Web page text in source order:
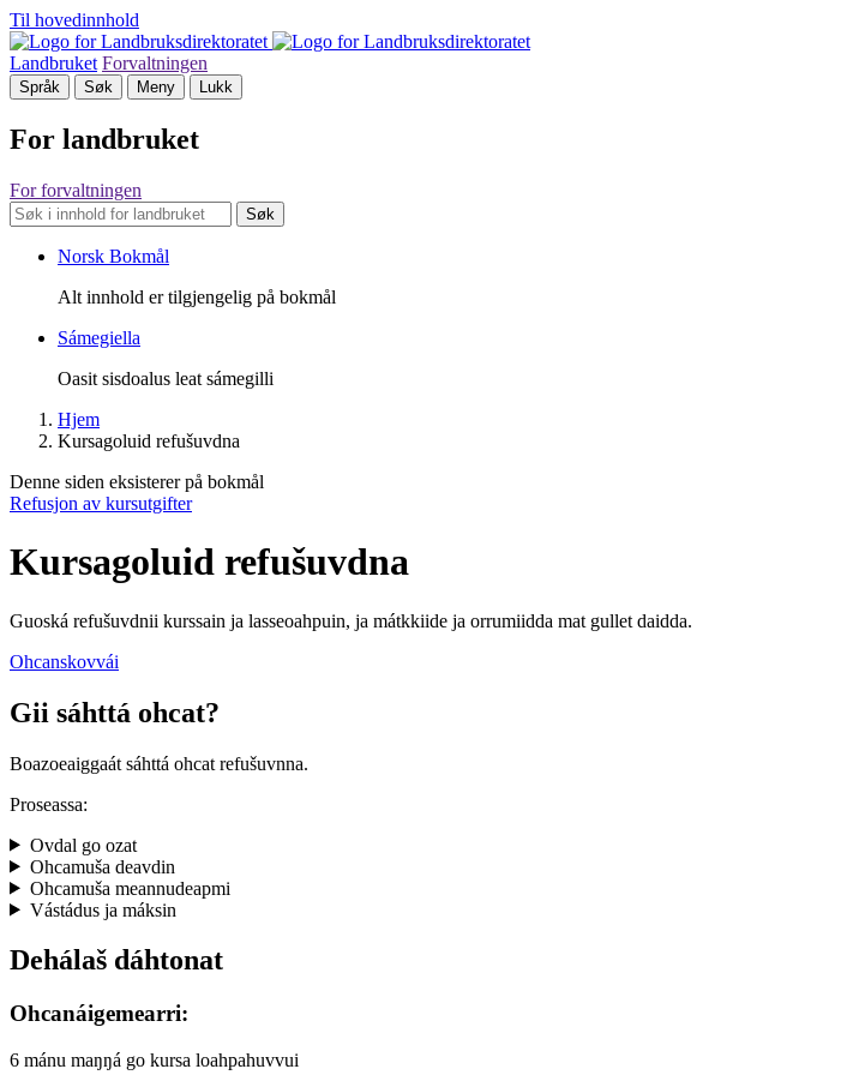
Til hovedinnhold
Landbruket Forvaltningen
Språk Søk Meny Lukk
For landbruket
For forvaltningen
Søk
Norsk Bokmål
Alt innhold er tilgjengelig på bokmål
Sámegiella
Oasit sisdoalus leat sámegilli
Hjem
Kursagoluid refušuvdna
Denne siden eksisterer på bokmål
Refusjon av kursutgifter
Kursagoluid refušuvdna
Guoská refušuvdnii kurssain ja lasseoahpuin, ja mátkkiide ja orrumiidda mat gullet daidda.
Ohcanskovvái
Gii sáhttá ohcat?
Boazoeaiggaát sáhttá ohcat refušuvnna.
Proseassa:
Ovdal go ozat
Ohcamuša deavdin
Ohcamuša meannudeapmi
Vástádus ja máksin
Dehálaš dáhtonat
Ohcanáigemearri:
6 mánu maŋŋá go kursa loahpahuvvui